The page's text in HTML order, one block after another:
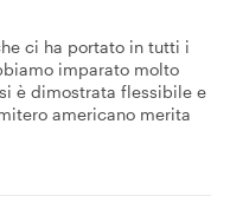
ci ha portato in tutti i
imparato molto
è dimostrata flessibile e
americano merita